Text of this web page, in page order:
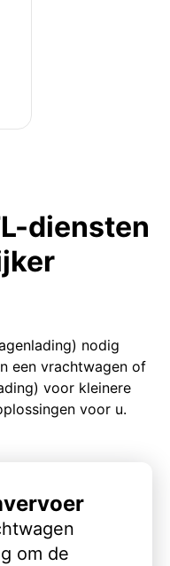
diensten
nodig
een vrachtwagen of
voor kleinere
voor u.
om de